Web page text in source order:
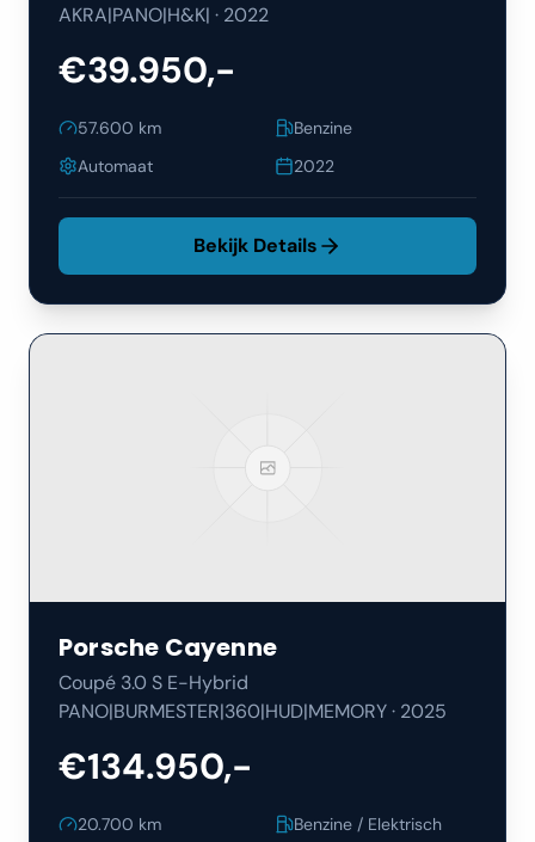
AKRA|PANO|H&K| · 2022
€39.950,-
57.600 km
Benzine
Automaat
2022
Bekijk Details
Porsche Cayenne
Coupé 3.0 S E-Hybrid
PANO|BURMESTER|360|HUD|MEMORY· 2025
€134.950,-
20.700 km Benzine / Elektrisch